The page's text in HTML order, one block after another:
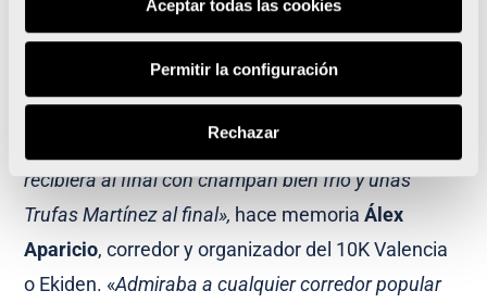
Aceptar todas las cookies
Permitir la configuración
Rechazar
los sábados. «Cuando el Maratón era en febrero,
hacíamos un entrenamiento de Segorbe a Serra. Le
llamábamos la Transcalderona y solo íbamos 15 o
20 corredores. Parando cada 45 minutos para
avituallamiento. Me impactó que Toni Lastra nos
recibiera al final con champán bien frío y unas
Trufas Martínez al final», hace memoriaÁlex
Aparicio, corredor y organizador del 10K Valencia
o Ekiden. «Admiraba a cualquier corredor popular